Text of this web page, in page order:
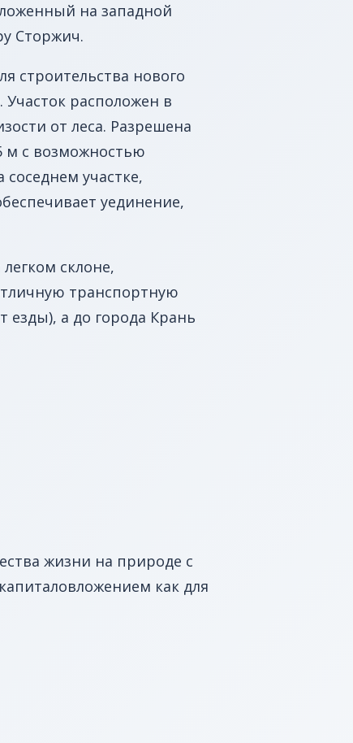
на западной
Сторжич.
строительства нового
расположен в
от леса. Разрешена
м с возможностью
участке,
уединение,
склоне,
транспортную
езды), а до города Крань
жизни на природе с
как для